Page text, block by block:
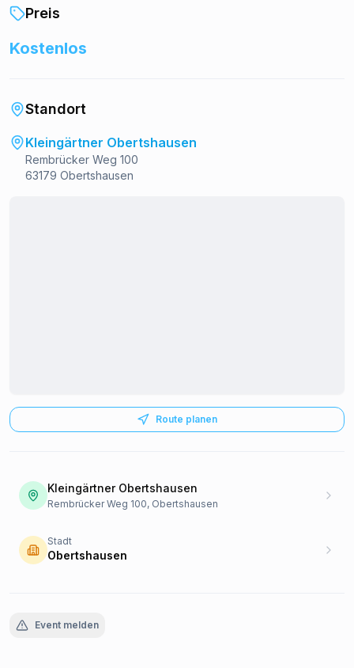
Kinderbasteln.
Alle KGV Mitglieder freuen sich auf ein schönes Wochenende
mit Sonnenschein und guter Laune…
Preis
Kostenlos
Standort
Kleingärtner Obertshausen
Rembrücker Weg 100
63179 Obertshausen
Route planen
Kleingärtner Obertshausen
Rembrücker Weg 100, Obertshausen
Stadt
Obertshausen
Event melden